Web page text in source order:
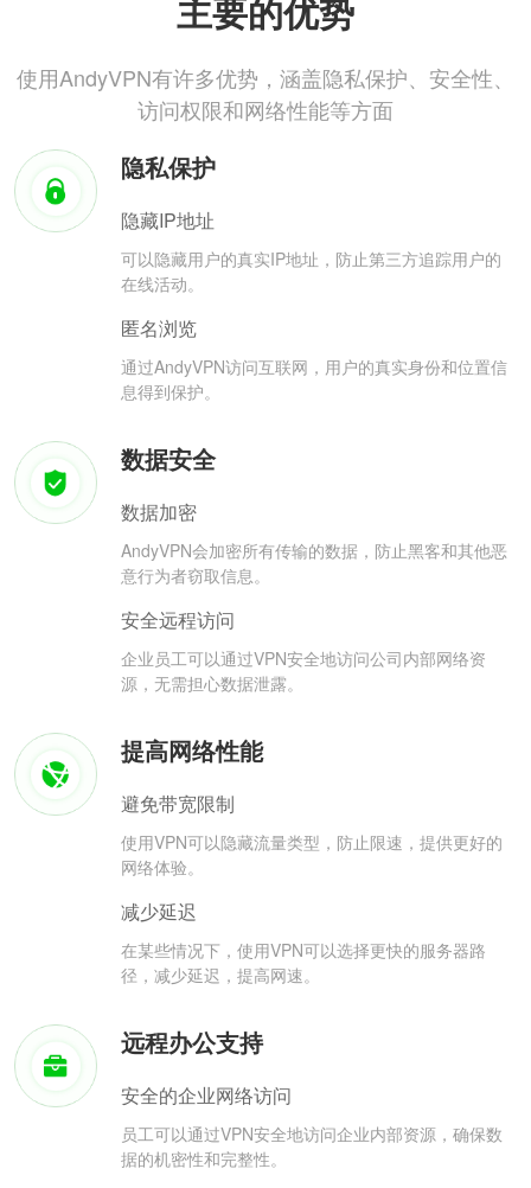
主要的优势
使用AndyVPN有许多优势，涵盖隐私保护、安全性、
访问权限和网络性能等方面
隐私保护
隐藏IP地址
可以隐藏用户的真实IP地址，防止第三方追踪用户的
在线活动。
匿名浏览
通过AndyVPN访问互联网，用户的真实身份和位置信
息得到保护。
数据安全
数据加密
AndyVPN会加密所有传输的数据，防止黑客和其他恶
意行为者窃取信息。
安全远程访问
企业员工可以通过VPN安全地访问公司内部网络资
源，无需担心数据泄露。
提高网络性能
避免带宽限制
使用VPN可以隐藏流量类型，防止限速，提供更好的
网络体验。
减少延迟
在某些情况下，使用VPN可以选择更快的服务器路
径，减少延迟，提高网速。
远程办公支持
安全的企业网络访问
员工可以通过VPN安全地访问企业内部资源，确保数
据的机密性和完整性。